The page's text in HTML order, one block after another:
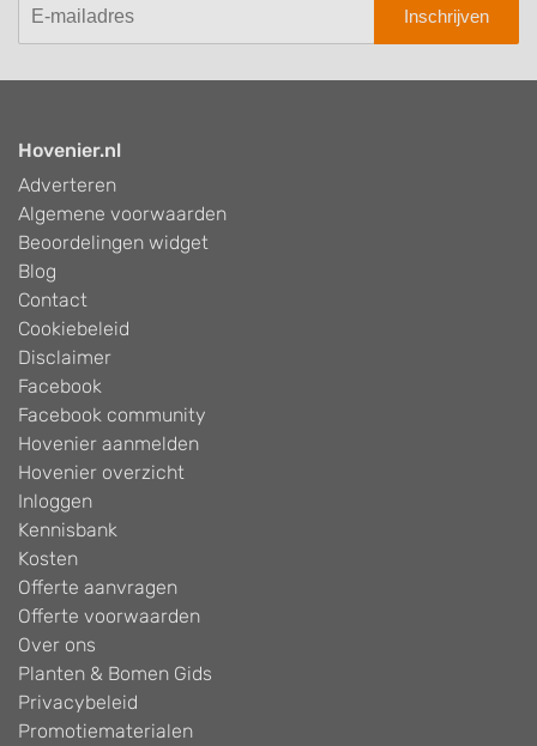
Inschrijven
Hovenier.nl
Adverteren
Algemene voorwaarden
Beoordelingen widget
Blog
Contact
Cookiebeleid
Disclaimer
Facebook
Facebook community
Hovenier aanmelden
Hovenier overzicht
Inloggen
Kennisbank
Kosten
Offerte aanvragen
Offerte voorwaarden
Over ons
Planten & Bomen Gids
Privacybeleid
Promotiematerialen